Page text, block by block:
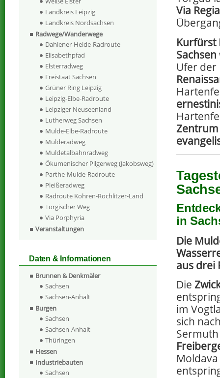
Via Regia
Kurfürst
Sachsen
Ufer
in
Die
aus drei
Die
im
sich
Landkreis Leipzig
Landkreis Nordsachsen
Radwege/Wanderwege
Dahlener-Heide-Radroute
Elisabethpfad
Elsterradweg
Freistaat Sachsen
Grüner Ring Leipzig
Leipzig-Elbe-Radroute
Leipziger Neuseenland
Lutherweg Sachsen
Mulde-Elbe-Radroute
Mulderadweg
Muldetalbahnradweg
Ökumenischer Pilgerweg (Jakobsweg)
Parthe-Mulde-Radroute
Pleißeradweg
Radroute Kohren-Rochlitzer-Land
Torgischer Weg
Via Porphyria
Veranstaltungen
Daten & Informationen
Brunnen & Denkmäler
Sachsen
Sachsen-Anhalt
Burgen
Sachsen
Sachsen-Anhalt
Thüringen
Hessen
Industriebauten
Sachsen